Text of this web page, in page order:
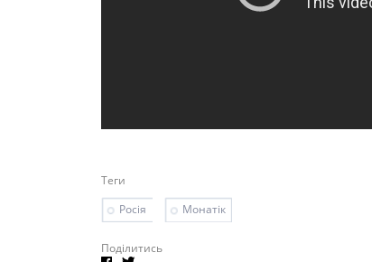
Теги
Росія
Монатік
Поділитись